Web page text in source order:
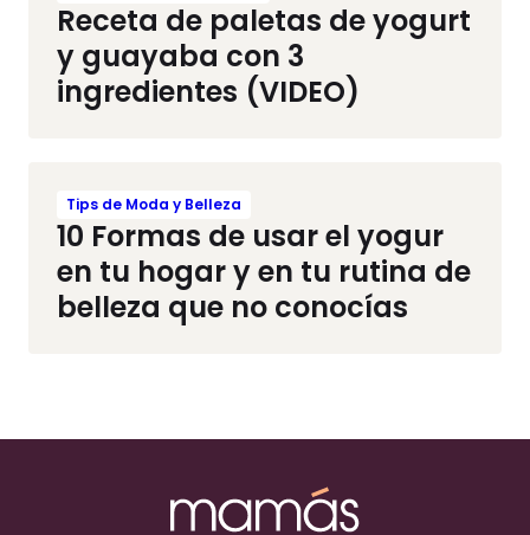
Receta de paletas de yogurt
y guayaba con 3
ingredientes (VIDEO)
Tips de Moda y Belleza
10 Formas de usar el yogur
en tu hogar y en tu rutina de
belleza que no conocías